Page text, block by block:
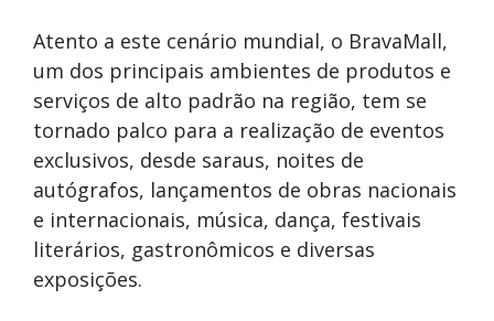
Atento a este cenário mundial, o BravaMall,
um dos principais ambientes de produtos e
serviços de alto padrão na região, tem se
tornado palco para a realização de eventos
exclusivos, desde saraus, noites de
autógrafos, lançamentos de obras nacionais
e internacionais, música, dança, festivais
literários, gastronômicos e diversas
exposições.